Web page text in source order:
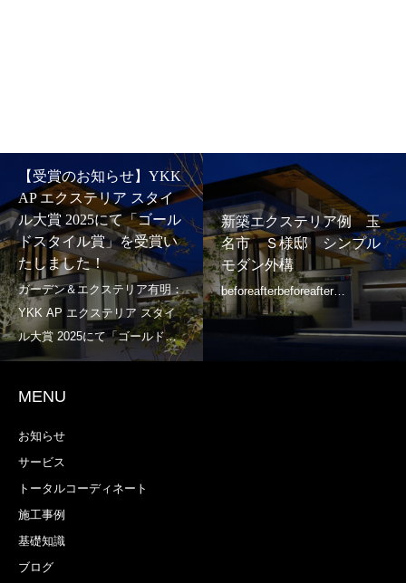
【受賞のお知らせ】YKK
AP エクステリア スタイ
ル大賞 2025にて「ゴール
ドスタイル賞」を受賞い
たしました！
新築エクステリア例 玉
名市 Ｓ様邸 シンプル
モダン外構
MENU
お知らせ
サービス
トータルコーディネート
施工事例
基礎知識
ブログ